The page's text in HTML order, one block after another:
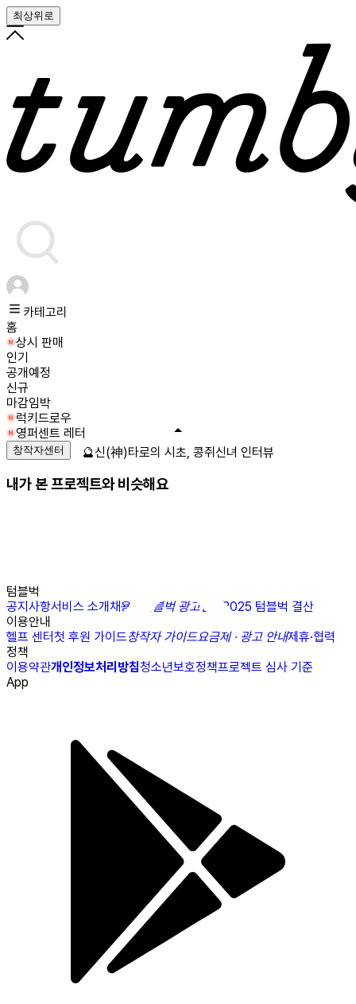
최상위로
카테고리
홈
상시 판매
인기
공개예정
신규
마감임박
럭키드로우
영퍼센트 레터
창작자센터
내가 본 프로젝트와 비슷해요
텀블벅
공지사항서비스 소개채용N 텀블벅 광고센터
2025 텀블벅 결산
이용안내
헬프 센터첫 후원 가이드창작자 가이드요금제 · 광고 안내제휴·협력
정책
이용약관개인정보처리방침청소년보호정책프로젝트 심사 기준
App
🔮신(神)타로의 시초, 콩쥐신녀 인터뷰